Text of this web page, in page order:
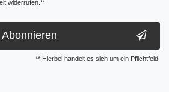
widerrufen.**
Abonnieren
** Hierbei handelt es sich um ein Pflichtfeld.